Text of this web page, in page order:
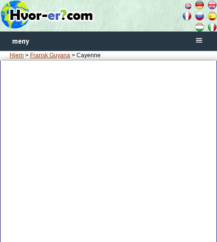
meny
Hjem > Fransk Guyana > Cayenne